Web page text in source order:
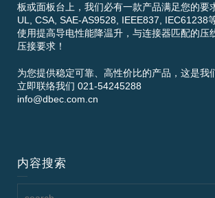
板或面板台上，我们必有一款产品满足您的要
UL, CSA, SAE-AS9528, IEEE837, IEC61238
使用提高导电性能降温升，与连接器匹配的压
压接要求！
为您提供稳定可靠、高性价比的产品，这是我
立即联络我们 021-54245288
info@dbec.com.cn
内容搜索